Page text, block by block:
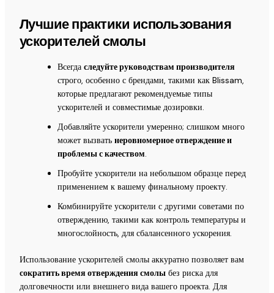
Лучшие практики использования
ускорителей смолы
Всегда следуйте руководствам производителя
строго, особенно с брендами, такими как Blissam,
которые предлагают рекомендуемые типы
ускорителей и совместимые дозировки.
Добавляйте ускорители умеренно; слишком много
может вызвать неровномерное отверждение и
проблемы с качеством.
Пробуйте ускорители на небольшом образце перед
применением к вашему финальному проекту.
Комбинируйте ускорители с другими советами по
отверждению, такими как контроль температуры и
многослойность, для сбалансенного ускорения.
Использование ускорителей смолы аккуратно позволяет вам
сократить время отверждения смолыбез риска для
долговечности или внешнего вида вашего проекта. Для